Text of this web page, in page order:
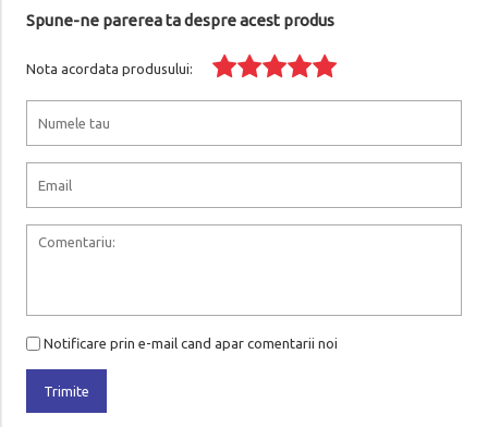
Spune-ne parerea ta despre acest produs
Nota acordata produsului:
Notificare prin e-mail cand apar comentarii noi
Trimite